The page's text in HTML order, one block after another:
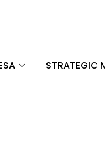
STRATEGIC